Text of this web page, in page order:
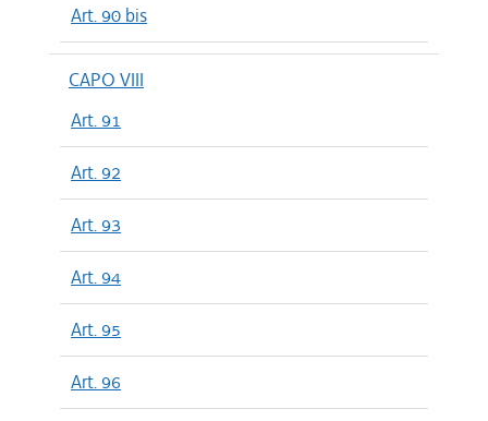
Art. 90 bis
CAPO VIII
Art. 91
Art. 92
Art. 93
Art. 94
Art. 95
Art. 96